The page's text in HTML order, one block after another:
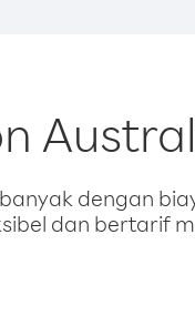
dengan
dan bertarif